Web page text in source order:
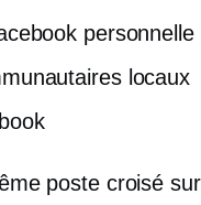
personnelle
locaux
poste croisé